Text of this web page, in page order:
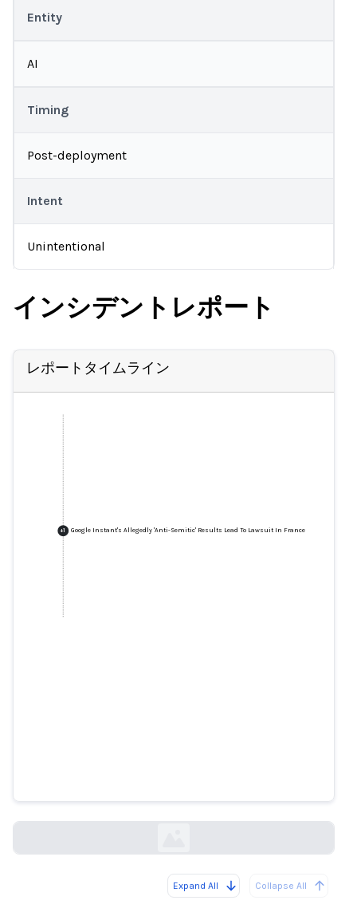
Entity
AI
Timing
Post-deployment
Intent
Unintentional
インシデントレポート
レポートタイムライン
+1 Google Instant's Allegedly 'Anti-Semitic' Results Lead To Lawsuit In France
Expand All Collapse All